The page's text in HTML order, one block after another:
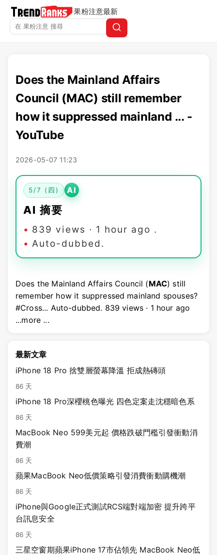
果粉注意最新
Does the Mainland Affairs
Council (MAC) still remember
how it suppressed mainland ... -
YouTube
2026-05-07 11:23
5/7 (四) AI
AI 摘要
839 views · 1 hour ago .
Auto-dubbed.
Does the Mainland Affairs Council (MAC) still
remember how it suppressed mainland spouses?
#Cross... Auto-dubbed. 839 views · 1 hour ago
...more ...
最新文章
iPhone 18 Pro 捨雙層螢幕降溫 拒成熱磚頭
86 天
iPhone 18 Pro深櫻桃色曝光 四色定案走沈穩暗色系
86 天
MacBook Neo 599美元起 價格跌破門檻引發衝動消
費潮
86 天
蘋果MacBook Neo低價策略引發消費衝動購機潮
86 天
iPhone與Google正式測試RCS端對端加密 提升跨平
台訊息安全
86 天
三星空窗期蘋果iPhone 17市佔領先 MacBook Neo低